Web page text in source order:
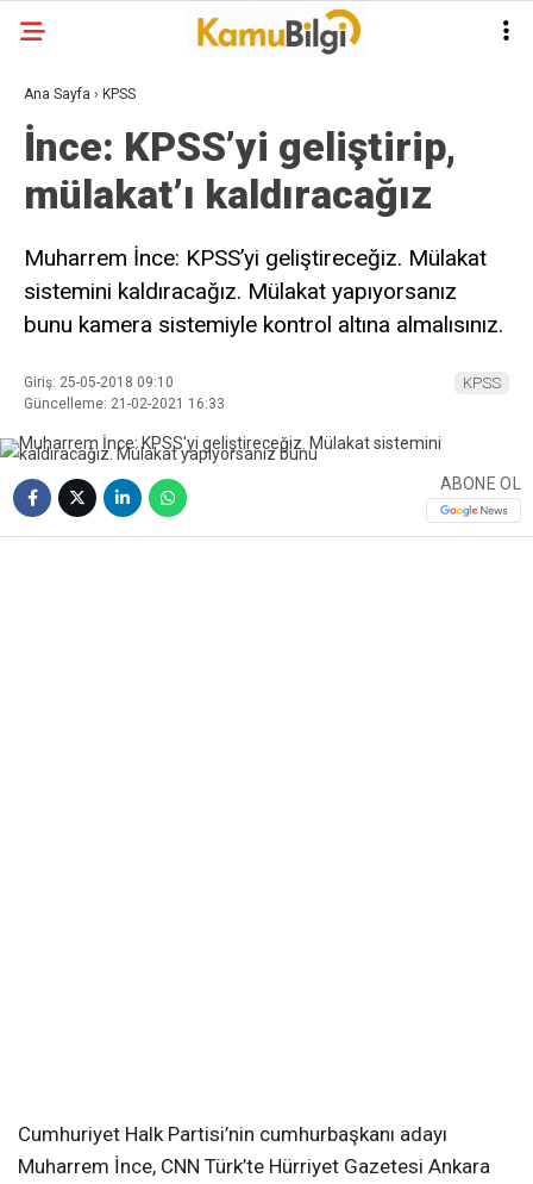
Ana Sayfa › KPSS
İnce: KPSS’yi geliştirip,
mülakat’ı kaldıracağız
Muharrem İnce: KPSS’yi geliştireceğiz. Mülakat
sistemini kaldıracağız. Mülakat yapıyorsanız
bunu kamera sistemiyle kontrol altına almalısınız.
Giriş: 25-05-2018 09:10
Güncelleme: 21-02-2021 16:33
KPSS
ABONE OL
Cumhuriyet Halk Partisi’nin cumhurbaşkanı adayı
Muharrem İnce, CNN Türk’te Hürriyet Gazetesi Ankara